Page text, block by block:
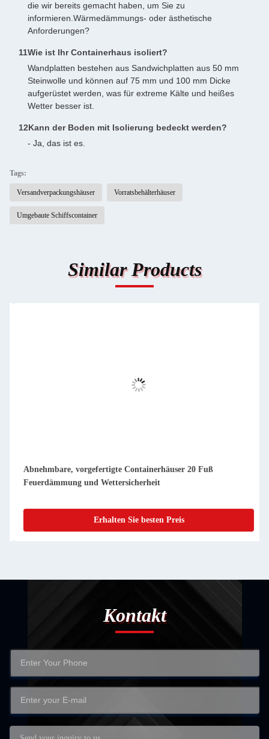
die wir bereits gemacht haben, um Sie zu
informieren.Wärmedämmungs- oder ästhetische
Anforderungen?
11Wie ist Ihr Containerhaus isoliert?
Wandplatten bestehen aus Sandwichplatten aus 50 mm
Steinwolle und können auf 75 mm und 100 mm Dicke
aufgerüstet werden, was für extreme Kälte und heißes
Wetter besser ist.
12Kann der Boden mit Isolierung bedeckt werden?
- Ja, das ist es.
Tags:
Versandverpackungshäuser Vorratsbehälterhäuser
Umgebaute Schiffscontainer
Similar Products
Kompakte, abnehmbare, vorgefertigte Containerhäuser, leicht
zu reinigen und staubdicht
Erhalten Sie besten Preis
Kontakt